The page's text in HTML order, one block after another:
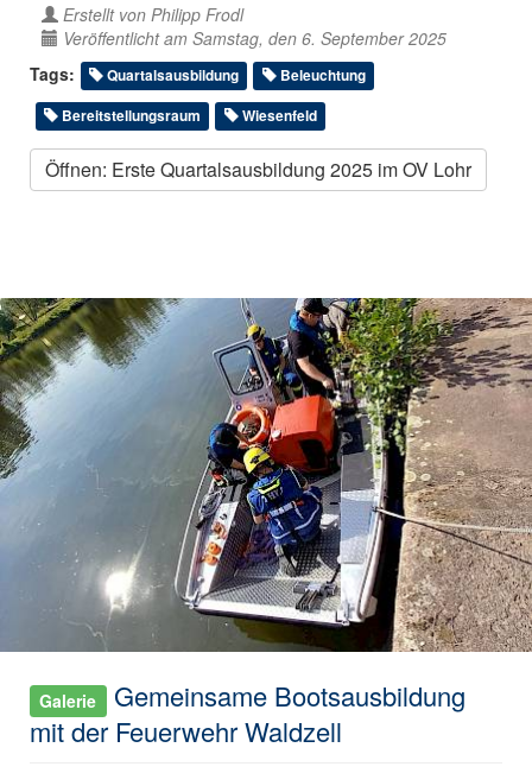
Erstellt von Philipp Frodl
Veröffentlicht am Samstag, den 6. September 2025
Tags:
Quartalsausbildung
Beleuchtung
Bereitstellungsraum
Wiesenfeld
Öffnen: Erste Quartalsausbildung 2025 im OV Lohr
Galerie
Gemeinsame Bootsausbildung
mit der Feuerwehr Waldzell